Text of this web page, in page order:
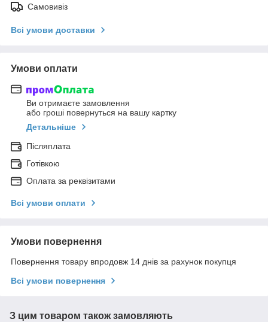
Самовивіз
Всі умови доставки
Умови оплати
Ви отримаєте замовлення
або гроші повернуться на вашу картку
Детальніше
Післяплата
Готівкою
Оплата за реквізитами
Всі умови оплати
Умови повернення
Повернення товару впродовж 14 днів за рахунок покупця
Всі умови повернення
З цим товаром також замовляють